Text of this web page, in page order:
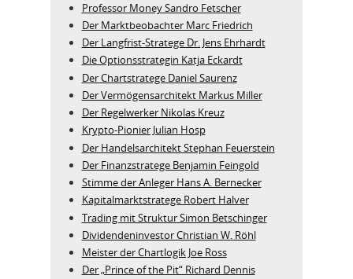
Professor Money Sandro Fetscher
Der Marktbeobachter Marc Friedrich
Der Langfrist-Stratege Dr. Jens Ehrhardt
Die Optionsstrategin Katja Eckardt
Der Chartstratege Daniel Saurenz
Der Vermögensarchitekt Markus Miller
Der Regelwerker Nikolas Kreuz
Krypto-Pionier Julian Hosp
Der Handelsarchitekt Stephan Feuerstein
Der Finanzstratege Benjamin Feingold
Stimme der Anleger Hans A. Bernecker
Kapitalmarktstratege Robert Halver
Trading mit Struktur Simon Betschinger
Dividendeninvestor Christian W. Röhl
Meister der Chartlogik Joe Ross
Der „Prince of the Pit“ Richard Dennis